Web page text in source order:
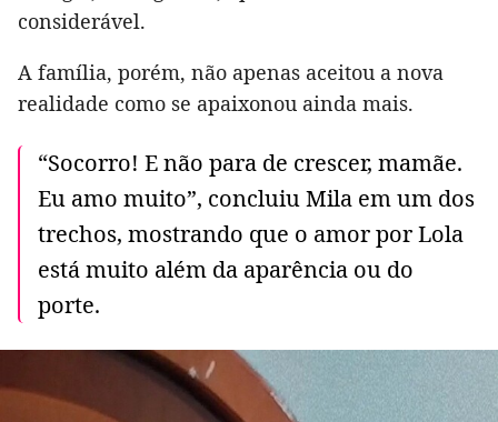
considerável.
A família, porém, não apenas aceitou a nova
realidade como se apaixonou ainda mais.
“Socorro! E não para de crescer, mamãe.
Eu amo muito”, concluiu Mila em um dos
trechos, mostrando que o amor por Lola
está muito além da aparência ou do
porte.